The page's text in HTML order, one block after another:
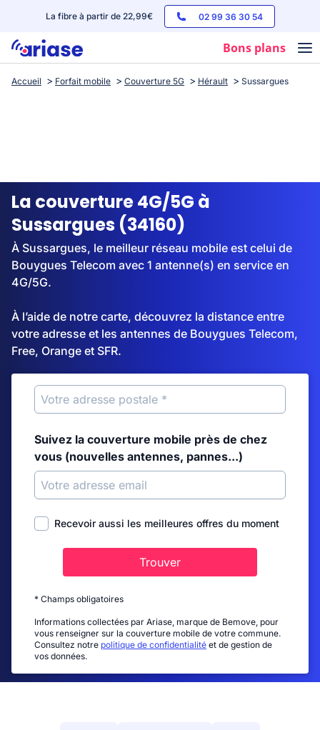
La fibre à partir de 22,99€ 02 99 36 30 54
Bons plans
Box internet
Streaming
Accueil Forfait mobile Couverture 5G Hérault Sussargues
La couverture 4G/5G à
Sussargues (34160)
À Sussargues, le meilleur réseau mobile est celui de
Bouygues Telecom avec 1 antenne(s) en service en
4G/5G.
À l’aide de notre carte, découvrez la distance entre
votre adresse et les antennes de Bouygues Telecom,
Free, Orange et SFR.
Suivez la couverture mobile près de chez
vous (nouvelles antennes, pannes...)
Recevoir aussi les meilleures offres du moment
Trouver
* Champs obligatoires
Informations collectées par Ariase, marque de Bemove, pour
vous renseigner sur la couverture mobile de votre commune.
Consultez notre politique de confidentialité et de gestion de
vos données.